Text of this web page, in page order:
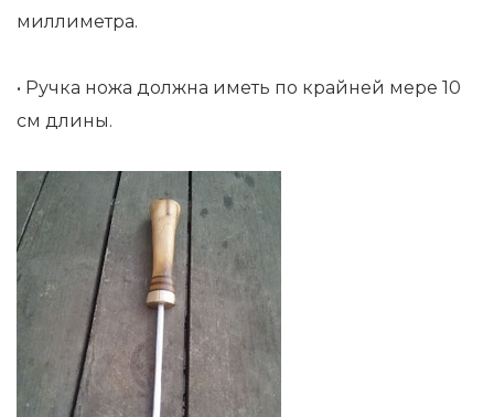
миллиметра.
• Ручка ножа должна иметь по крайней мере 10
см длины.